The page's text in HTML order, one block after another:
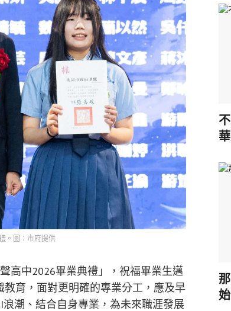
。圖：市府提供
高中2026畢業典禮」，祝福畢業生邁
育，面對更明確的專業分工，應及早
潮、結合自身專業，為未來職涯發展